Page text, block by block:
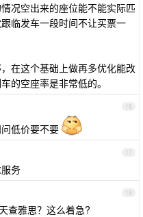
况空出来的座位能不能实际匹
临发车一段时间不让买票一
在这个基础上做再多优化能改
的空座率是非常低的。
16
低价要不要
17
务
18
查雅思？这么着急?